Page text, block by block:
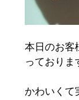
本日のお客
っておりま
かわいくて